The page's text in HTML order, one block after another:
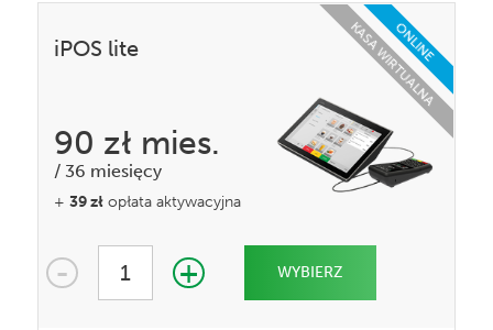
ONLINE
KASA WIRTUALNA
iPOS lite
90 zł mies.
/ 36 miesięcy
+ 39 zł opłata aktywacyjna
- 1 + WYBIERZ